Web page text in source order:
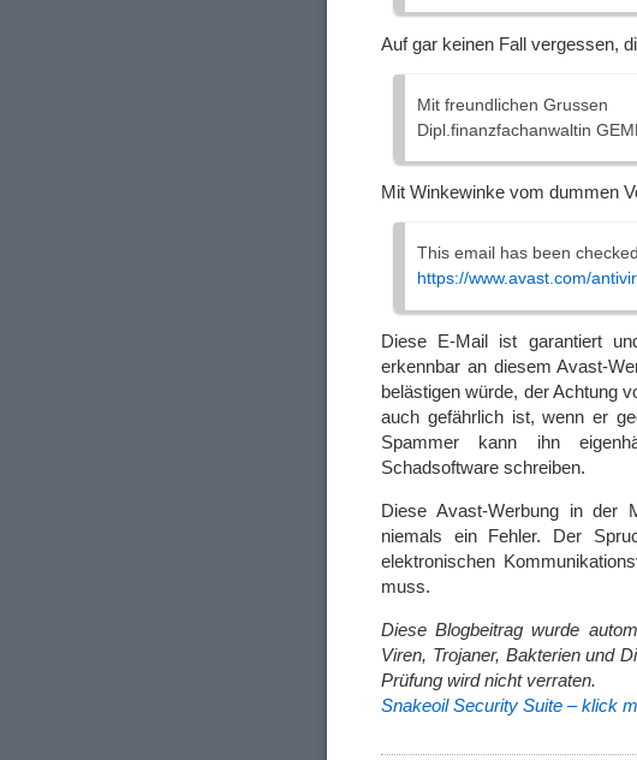
Auf gar keinen Fall vergessen,
Mit freundlichen Grussen
Dipl.finanzfachanwaltin
Mit Winkewinke vom dummen
This email has been
https://www.avast.com/
Diese E-Mail ist garantiert
erkennbar an diesem Avast-
belästigen würde, der Achtung
auch gefährlich ist, wenn er
Spammer kann ihn
Schadsoftware schreiben.
Diese Avast-Werbung in der
niemals ein Fehler. Der
elektronischen
muss.
Diese Blogbeitrag wurde
Viren, Trojaner, Bakterien und
Prüfung wird nicht verraten.
Snakeoil Security Suite – klick